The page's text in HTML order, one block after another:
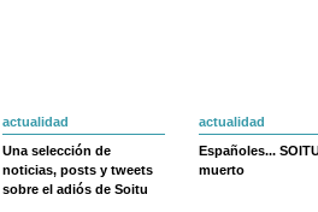
actualidad
Una selección de
noticias, posts y tweets
sobre el adiós de Soitu
actualidad
Españoles...
muerto